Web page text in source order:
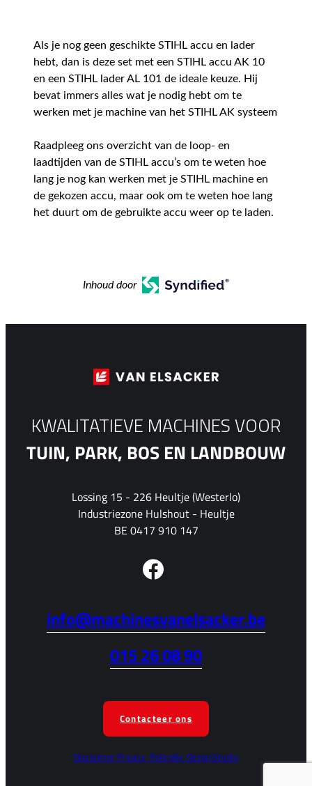
Als je nog geen geschikte STIHL accu en lader
hebt, dan is deze set met een STIHL accu AK 10
en een STIHL lader AL 101 de ideale keuze. Hij
bevat immers alles wat je nodig hebt om te
werken met je machine van het STIHL AK systeem
Raadpleeg ons overzicht van de loop- en
laadtijden van de STIHL accu’s om te weten hoe
lang je nog kan werken met je STIHL machine en
de gekozen accu, maar ook om te weten hoe lang
het duurt om de gebruikte accu weer op te laden.
Inhoud door
KWALITATIEVE MACHINES VOOR
TUIN, PARK, BOS EN LANDBOUW
Lossing 15 - 226 Heultje (Westerlo)
Industriezone Hulshout - Heultje
BE 0417 910 147
info@machinesvanelsacker.be
015 26 08 90
Contacteer ons
Disclaimer Privacy PolicyBy DesignStudio